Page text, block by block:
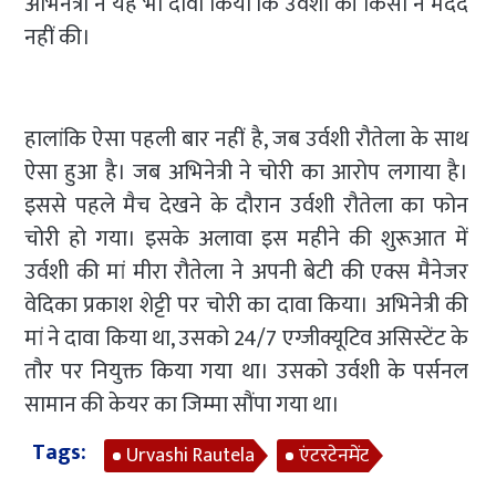
नहीं की।
हालांकि ऐसा पहली बार नहीं है, जब उर्वशी रौतेला के साथ
ऐसा हुआ है। जब अभिनेत्री ने चोरी का आरोप लगाया है।
इससे पहले मैच देखने के दौरान उर्वशी रौतेला का फोन
चोरी हो गया। इसके अलावा इस महीने की शुरूआत में
उर्वशी की मां मीरा रौतेला ने अपनी बेटी की एक्स मैनेजर
वेदिका प्रकाश शेट्टी पर चोरी का दावा किया। अभिनेत्री की
मां ने दावा किया था, उसको 24/7 एग्जीक्यूटिव असिस्टेंट के
तौर पर नियुक्त किया गया था। उसको उर्वशी के पर्सनल
सामान की केयर का जिम्मा सौंपा गया था।
Tags:
Urvashi Rautela
एंटरटेनमेंट